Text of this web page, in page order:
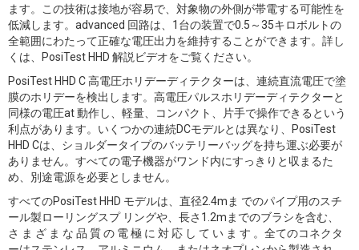
ます。この技術は接地が容易で、対象物の外側が帯電する可能性を
低減します。advanced 回路は、1台の装置で0.5～35キロボルトの
全範囲にわたって正確な電圧出力を維持することができます。詳し
くは、PosiTest HHD 解説ビデオをご覧ください。
PosiTest HHD C 高電圧ホリデーディテクターは、連続直流電圧で塗
膜のホリデーを検出します。高電圧パルスホリデーディテクターと
同様の電圧at 動作し、軽量、コンパクト、片手で操作できるという
利点があります。いくつかの連続DCモデルとは異なり、PosiTest
HHD Cは、ショルダータイプのバッテリーバッグを持ち運ぶ必要が
ありません。すべての電子機器がワンド内にすっきりと収まるた
め、別途電源を必要としません。
すべてのPosiTest HHD モデルは、直径2.4mま でのパイプ用のスチ
ール製ローリングスプ リングや、長さ1.2mまでのブラシを含む、
さ ま ざ ま な 品 質 の 電 極 に 対 応 し て い ま す 。全てのコネクタ